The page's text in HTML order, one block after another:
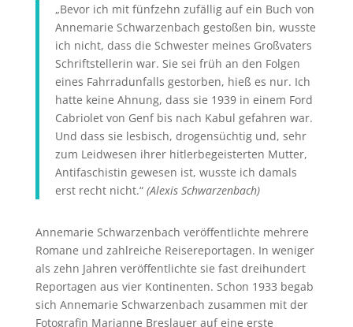
„Bevor ich mit fünfzehn zufällig auf ein Buch von
Annemarie Schwarzenbach gestoßen bin, wusste
ich nicht, dass die Schwester meines Großvaters
Schriftstellerin war. Sie sei früh an den Folgen
eines Fahrradunfalls gestorben, hieß es nur. Ich
hatte keine Ahnung, dass sie 1939 in einem Ford
Cabriolet von Genf bis nach Kabul gefahren war.
Und dass sie lesbisch, drogensüchtig und, sehr
zum Leidwesen ihrer hitlerbegeisterten Mutter,
Antifaschistin gewesen ist, wusste ich damals
erst recht nicht.“ (Alexis Schwarzenbach)
Annemarie Schwarzenbach veröffentlichte mehrere
Romane und zahlreiche Reisereportagen. In weniger
als zehn Jahren veröffentlichte sie fast dreihundert
Reportagen aus vier Kontinenten. Schon 1933 begab
sich Annemarie Schwarzenbach zusammen mit der
Fotografin Marianne Breslauer auf eine erste